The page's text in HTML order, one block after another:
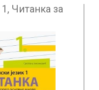
Читанка за